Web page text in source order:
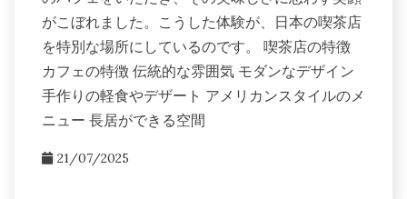
がこぼれました。こうした体験が、日本の喫茶店
を特別な場所にしているのです。 喫茶店の特徴
カフェの特徴 伝統的な雰囲気 モダンなデザイン
手作りの軽食やデザート アメリカンスタイルのメ
ニュー 長居ができる空間
21/07/2025